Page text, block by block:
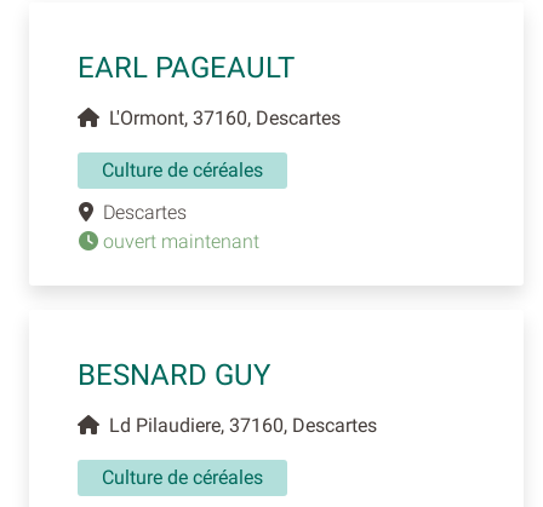
EARL PAGEAULT
L'Ormont, 37160, Descartes
Culture de céréales
Descartes
ouvert maintenant
BESNARD GUY
Ld Pilaudiere, 37160, Descartes
Culture de céréales